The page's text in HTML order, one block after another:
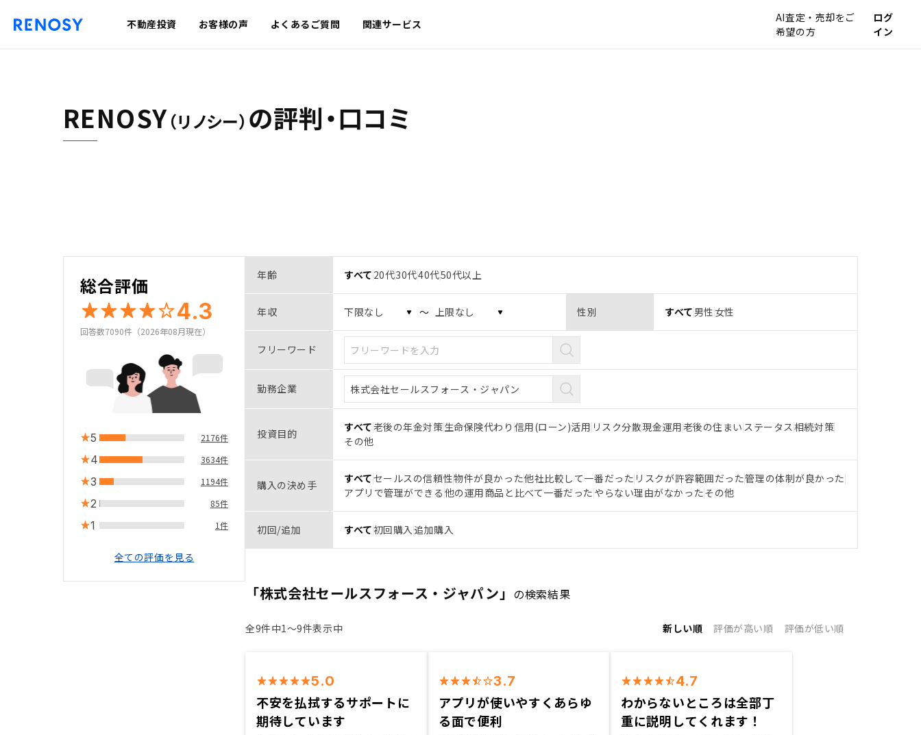
不動産投資 お客様の声 よくあるご質問 関連サービス
AI査定・売却をご
希望の方
ログ
イン
RENOSY（リノシー） の評判・口コミ
総合評価
4.3
回答数7090件（2026年08月現在）
5 2176件
4 3634件
3 1194件
2 85件
1 1件
全ての評価を見る
年齢 すべて 20代30代40代50代以上
年収 〜 性別 すべて 男性 女性
フリーワード
勤務企業
投資目的 すべて老後の年金対策生命保険代わり 信用(ローン)活用 リスク分散現金運用老後の住まい ステータス相続対策
その他
購入の決め手 すべてセールスの信頼性物件が良かった他社比較して一番だった リスクが許容範囲だった管理の体制が良かった
アプリで管理ができる 他の運用商品と比べて一番だった やらない理由がなかったその他
初回/追加 すべて初回購入 追加購入
「株式会社セールスフォース・ジャパン」 の検索結果
全9件中1〜9件表示中 新しい順 評価が高い順 評価が低い順
5.0
不安を払拭するサポートに
期待しています
3.7
アプリが使いやすくあらゆ
る面で便利
4.7
わからないところは全部丁
重に説明してくれます！